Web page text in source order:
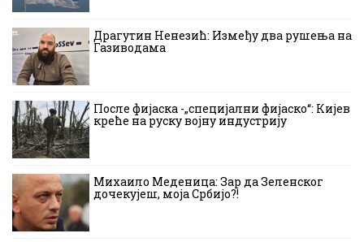
Драгутин Ненезић: Између два рушења на
Газиводама
После фијаска -„специјални фијаско“: Кијев
креће на руску војну индустрију
Михаило Меденица: Зар да Зеленског
дочекујеш, моја Србијо?!